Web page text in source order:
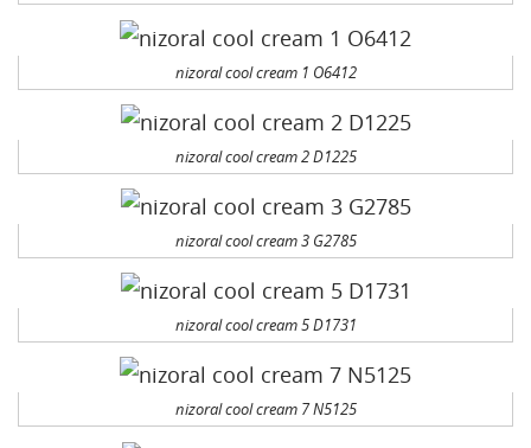
nizoral cool cream 1 O6412
nizoral cool cream 2 D1225
nizoral cool cream 3 G2785
nizoral cool cream 5 D1731
nizoral cool cream 7 N5125